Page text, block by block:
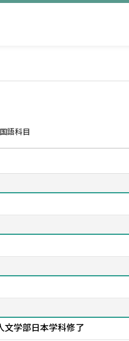
語科目
文学部日本学科修了